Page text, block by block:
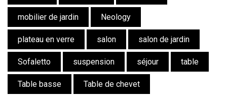
mobilier de jardin Neology
plateau en verre salon salon de jardin
Sofaletto suspension séjour table
Table basse Table de chevet